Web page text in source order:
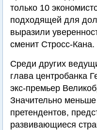
только 10
подходящей для
выразили
сменит Стросс-Кана.
Среди других
глава центробанка
экс-премьер
Значительно
претендентов,
развивающиеся